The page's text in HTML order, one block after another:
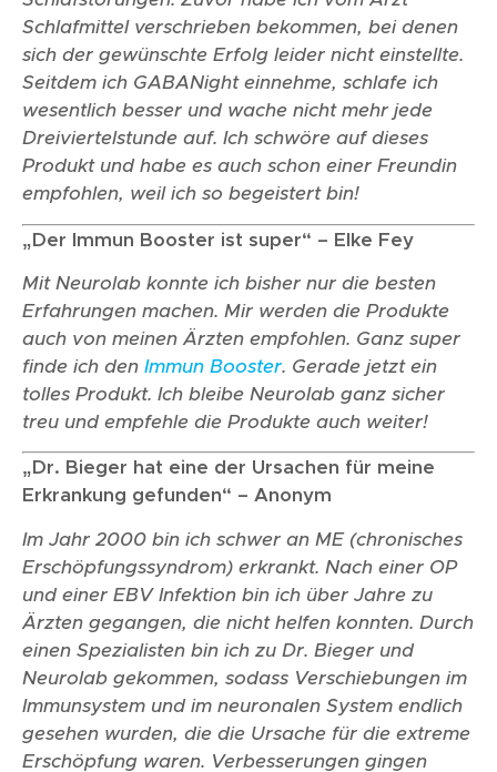
Schlafmittel verschrieben bekommen, bei denen
sich der gewünschte Erfolg leider nicht einstellte.
Seitdem ich GABANight einnehme, schlafe ich
wesentlich besser und wache nicht mehr jede
Dreiviertelstunde auf. Ich schwöre auf dieses
Produkt und habe es auch schon einer Freundin
empfohlen, weil ich so begeistert bin!
„Der Immun Booster ist super“ – Elke Fey
Mit Neurolab konnte ich bisher nur die besten
Erfahrungen machen. Mir werden die Produkte
auch von meinen Ärzten empfohlen. Ganz super
finde ich den Immun Booster. Gerade jetzt ein
tolles Produkt. Ich bleibe Neurolab ganz sicher
treu und empfehle die Produkte auch weiter!
„Dr. Bieger hat eine der Ursachen für meine
Erkrankung gefunden“ – Anonym
Im Jahr 2000 bin ich schwer an ME (chronisches
Erschöpfungssyndrom) erkrankt. Nach einer OP
und einer EBV Infektion bin ich über Jahre zu
Ärzten gegangen, die nicht helfen konnten. Durch
einen Spezialisten bin ich zu Dr. Bieger und
Neurolab gekommen, sodass Verschiebungen im
Immunsystem und im neuronalen System endlich
gesehen wurden, die die Ursache für die extreme
Erschöpfung waren. Verbesserungen gingen